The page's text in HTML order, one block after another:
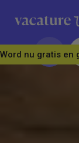
Word nu gratis en